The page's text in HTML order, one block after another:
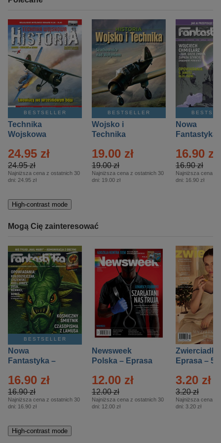
BESTSELLER
Technika
Wojskowa
– 2/2026
24.95 zł
24.95 zł
Najniższa cena z ostatnich 30
dni: 24.95 zł
BESTSELLER
Wojsko i
Technika
Specjalne –
Eprasa – 2/2026
19.00 zł
19.00 zł
Najniższa cena z ostatnich 30
dni: 19.00 zł
Nowa
Fantastyka
16.90 zł
16.90 zł
Najniższa cena z
dni: 16.90 zł
High-contrast mode
Mogą Cię zainteresować
BESTSELLER
Nowa
Fantastyka –
16.90 zł
16.90 zł
Najniższa cena z ostatnich 30
dni: 16.90 zł
Newsweek
Polska – Eprasa
12.00 zł
12.00 zł
Najniższa cena z ostatnich 30
dni: 12.00 zł
Zwierciadło
Eprasa – 5/
3.20 zł
3.20 zł
Najniższa cena z
dni: 3.20 zł
High-contrast mode